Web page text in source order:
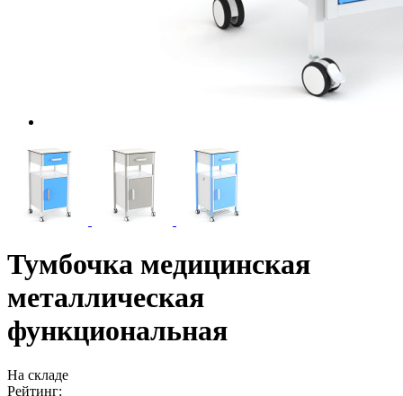
Тумбочка медицинская
металлическая
функциональная
На складе
Рейтинг: